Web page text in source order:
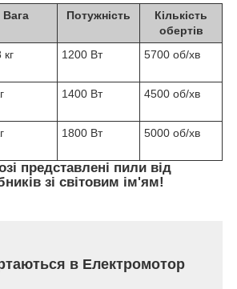
Вага Потужність
Кількість
обертів
кг 1200 Вт 5700 об/хв
1400 Вт 4500 об/хв
1800 Вт 5000 об/хв
представлені пили від
зі світовим ім'ям!
в Електромотор